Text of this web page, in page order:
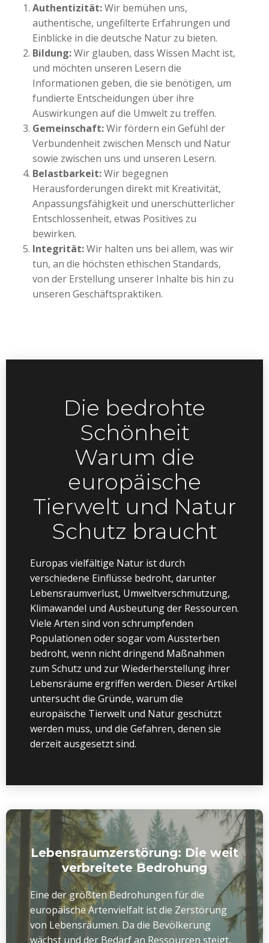
Authentizität:Wir bemühen uns,
authentische, ungefilterte Erfahrungen und
Einblicke in die deutsche Natur zu bieten.
Bildung:Wir glauben, dass Wissen Macht ist,
und möchten unseren Lesern die
Informationen geben, die sie benötigen, um
fundierte Entscheidungen über ihre
Auswirkungen auf die Umwelt zu treffen.
Gemeinschaft:Wir fördern ein Gefühl der
Verbundenheit zwischen Mensch und Natur
sowie zwischen uns und unseren Lesern.
Belastbarkeit:Wir begegnen
Herausforderungen direkt mit Kreativität,
Anpassungsfähigkeit und unerschütterlicher
Entschlossenheit, etwas Positives zu
bewirken.
Integrität:Wir halten uns bei allem, was wir
tun, an die höchsten ethischen Standards,
von der Erstellung unserer Inhalte bis hin zu
unseren Geschäftspraktiken.
Die bedrohte
Schönheit
Warum die
europäische
Tierwelt und Natur
Schutz braucht
Europas vielfältige Natur ist durch
verschiedene Einflüsse bedroht, darunter
Lebensraumverlust, Umweltverschmutzung,
Klimawandel und Ausbeutung der Ressourcen.
Viele Arten sind von schrumpfenden
Populationen oder sogar vom Aussterben
bedroht, wenn nicht dringend Maßnahmen
zum Schutz und zur Wiederherstellung ihrer
Lebensräume ergriffen werden. Dieser Artikel
untersucht die Gründe, warum die
europäische Tierwelt und Natur geschützt
werden muss, und die Gefahren, denen sie
derzeit ausgesetzt sind.
Lebensraumzerstörung: Die weit
verbreitete Bedrohung
Eine der größten Bedrohungen für die
europäische Artenvielfalt ist die Zerstörung
von Lebensräumen. Da die Bevölkerung
wächst und der Bedarf an Ressourcen steigt,